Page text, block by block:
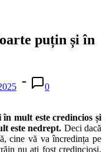
puțin și în
0
mult este credincios și
este nedrept. Deci dacă
cine vă va încredința pe
nu ați fost credincioși,